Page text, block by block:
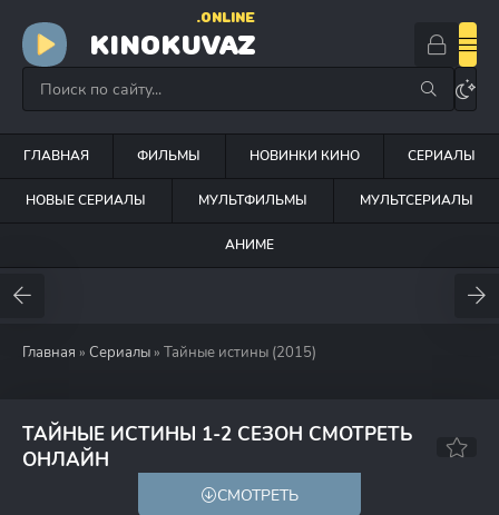
KINOKUVAZ
.ONLINE
ГЛАВНАЯ ФИЛЬМЫ НОВИНКИ КИНО СЕРИАЛЫ
НОВЫЕ СЕРИАЛЫ МУЛЬТФИЛЬМЫ МУЛЬТСЕРИАЛЫ
АНИМЕ
Главная » Сериалы » Тайные истины (2015)
ТАЙНЫЕ ИСТИНЫ 1-2 СЕЗОН СМОТРЕТЬ
ОНЛАЙН
СМОТРЕТЬ